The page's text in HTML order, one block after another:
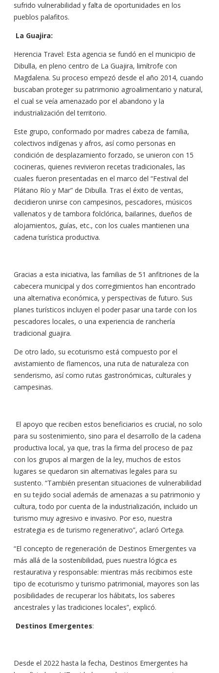
sufrido vulnerabilidad y falta de oportunidades en los
pueblos palafitos.
La Guajira:
Herencia Travel: Esta agencia se fundó en el municipio de
Dibulla, en pleno centro de La Guajira, limítrofe con
Magdalena. Su proceso empezó desde el año 2014, cuando
buscaban proteger su patrimonio agroalimentario y natural,
el cual se veía amenazado por el abandono y la
industrialización del territorio.
Este grupo, conformado por madres cabeza de familia,
colectivos indígenas y afros, así como personas en
condición de desplazamiento forzado, se unieron con 15
cocineras, quienes revivieron recetas tradicionales, las
cuales fueron presentadas en el marco del “Festival del
Plátano Río y Mar” de Dibulla. Tras el éxito de ventas,
decidieron unirse con campesinos, pescadores, músicos
vallenatos y de tambora folclórica, bailarines, dueños de
alojamientos, guías, etc., con los cuales mantienen una
cadena turística productiva.
Gracias a esta iniciativa, las familias de 51 anfitriones de la
cabecera municipal y dos corregimientos han encontrado
una alternativa económica, y perspectivas de futuro. Sus
planes turísticos incluyen el poder pasar una tarde con los
pescadores locales, o una experiencia de ranchería
tradicional guajira.
De otro lado, su ecoturismo está compuesto por el
avistamiento de flamencos, una ruta de naturaleza con
senderismo, así como rutas gastronómicas, culturales y
campesinas.
El apoyo que reciben estos beneficiarios es crucial, no solo
para su sostenimiento, sino para el desarrollo de la cadena
productiva local, ya que, tras la firma del proceso de paz
con los grupos al margen de la ley, muchos de estos
lugares se quedaron sin alternativas legales para su
sustento. “También presentan situaciones de vulnerabilidad
en su tejido social además de amenazas a su patrimonio y
cultura, todo por cuenta de la industrialización, incluido un
turismo muy agresivo e invasivo. Por eso, nuestra
estrategia es de turismo regenerativo”, aclaró Ortega.
“El concepto de regeneración de Destinos Emergentes va
más allá de la sostenibilidad, pues nuestra lógica es
restaurativa y responsable: mientras más recibimos este
tipo de ecoturismo y turismo patrimonial, mayores son las
posibilidades de recuperar los hábitats, los saberes
ancestrales y las tradiciones locales”, explicó.
Destinos Emergentes:
Desde el 2022 hasta la fecha, Destinos Emergentes ha